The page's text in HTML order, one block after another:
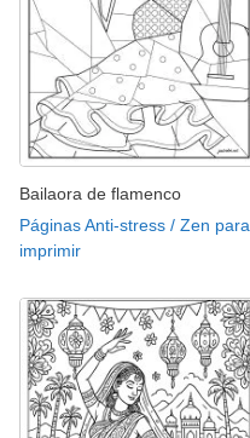
Bailaora de flamenco
Páginas Anti-stress / Zen para
imprimir